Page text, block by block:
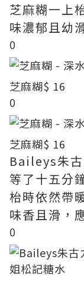
芝麻糊一上
味濃郁且幼
0
芝麻糊$ 16
0
芝麻糊$ 16
Baileys朱
等了十五分
枱時依然帶
味香且滑，
0